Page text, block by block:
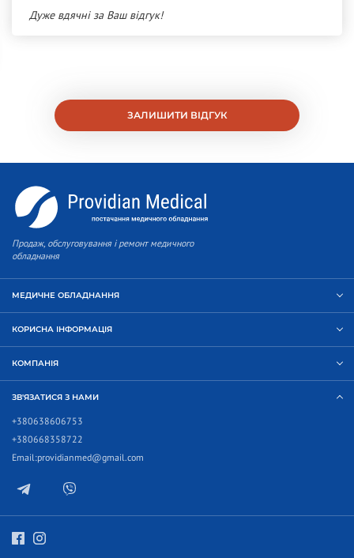
Дуже вдячні за Ваш відгук!
ЗАЛИШИТИ ВІДГУК
Продаж, обслуговування і ремонт медичного
обладнання
МЕДИЧНЕ ОБЛАДНАННЯ
КОРИСНА ІНФОРМАЦІЯ
КОМПАНІЯ
ЗВ'ЯЗАТИСЯ З НАМИ
+380638606753
+380668358722
Email:providianmed@gmail.com